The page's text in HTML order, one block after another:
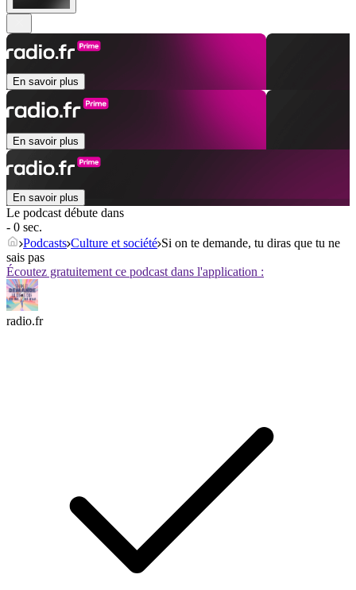
En savoir plus
En savoir plus
En savoir plus
Le podcast débute dans
- 0 sec.
Podcasts Culture et société Si on te demande, tu diras que tu ne
sais pas
Écoutez gratuitement ce podcast dans l'application :
radio.fr